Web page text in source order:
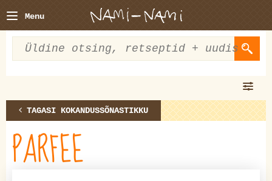
Menu
TAGASI KOKANDUSSÕNASTIKKU
PARFEE